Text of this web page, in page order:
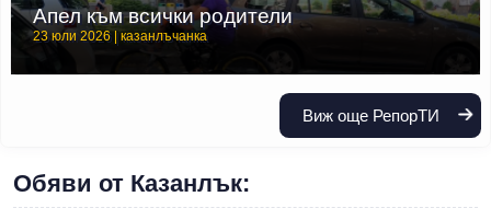
Апел към всички родители
23 юли 2026 | казанлъчанка
Виж още РепорТИ
Обяви от Казанлък: